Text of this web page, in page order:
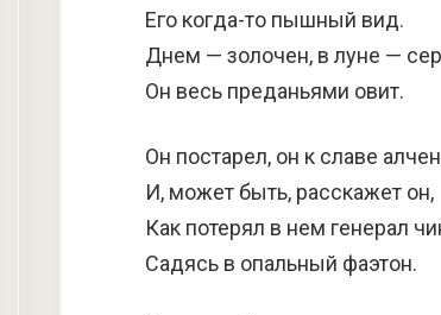
Его когда-то пышный вид.
Днем — золочен, в луне —
Он весь преданьями овит.
Он постарел, он к славе
И, может быть, расскажет он,
Как потерял в нем генерал
Садясь в опальный фаэтон.